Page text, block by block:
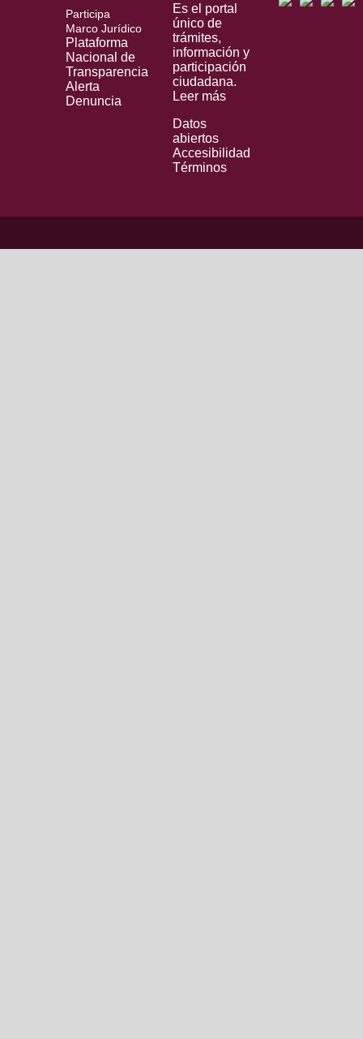
Participa
Marco Jurídico
Plataforma
Nacional de
Transparencia
Alerta
Denuncia
Es el portal
único de
trámites,
información y
participación
ciudadana.
Leer más
Datos
abiertos
Accesibilidad
Términos